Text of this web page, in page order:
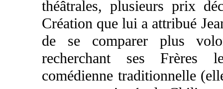
théâtrales, plusieurs prix
Création que lui a attribué
de se comparer plus
recherchant ses Frères
comédienne traditionnelle